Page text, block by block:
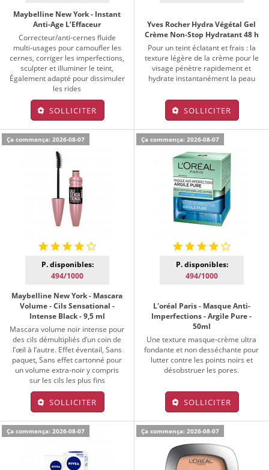
Maybelline New York - Instant
Anti-Age L’Effaceur
Correcteur/anti-cernes fluide
multi-usages pour camoufler les
cernes, corriger les imperfections,
sculpter et illuminer le teint,
Également adapté pour dissimuler
les rides
SOLLICITER
Yves Rocher Hydra Végétal Gel
Crème Non-Stop Hydratant 48 h
Pour un teint éclatant et frais : la
texture légère de la crème pour le
visage pénètre rapidement et
hydrate instantanément la peau
SOLLICITER
Ça commença: 2026-08-07
P. disponibles:
494/1000
Maybelline New York - Mascara
Volume - Cils Sensational -
Intense Black - 9,5 ml
Mascara volume noir intense pour
des cils démultipliés d’un coin de
l’œil à l’autre. Effet éventail, Sans
paquet, Sans effet cartonné pour
un volume extra-noir y compris
sur les cils les plus fins
SOLLICITER
Ça commença: 2026-08-07
P. disponibles:
494/1000
L'oréal Paris - Masque Anti-
Imperfections - Argile Pure -
50ml
Une texture masque-crème ultra
fondante et non desséchante pour
lutter contre les points noirs et
désobstruer les pores.
SOLLICITER
Ça commença: 2026-08-07 Ça commença: 2026-08-07